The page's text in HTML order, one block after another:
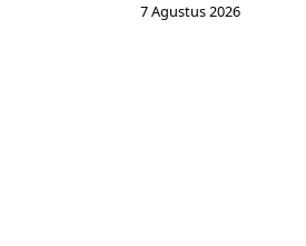
7 Agustus 2026